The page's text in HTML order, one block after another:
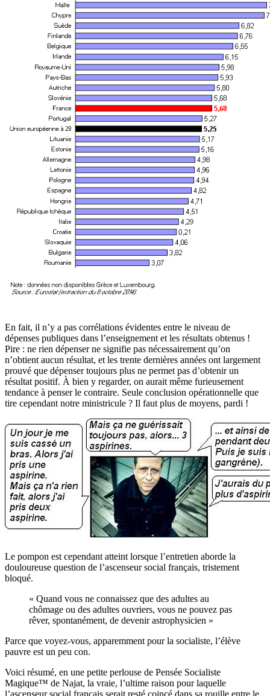
En fait, il n’y a pas corrélations évidentes entre le niveau de
dépenses publiques dans l’enseignement et les résultats obtenus !
Pire : ne rien dépenser ne signifie pas nécessairement qu’on
n’obtient aucun résultat, et les trente dernières années ont largement
prouvé que dépenser toujours plus ne permet pas d’obtenir un
résultat positif. À bien y regarder, on aurait même furieusement
tendance à penser le contraire. Seule conclusion opérationnelle que
tire cependant notre ministricule ? Il faut plus de moyens, pardi !
Le pompon est cependant atteint lorsque l’entretien aborde la
douloureuse question de l’ascenseur social français, tristement
bloqué.
« Quand vous ne connaissez que des adultes au
chômage ou des adultes ouvriers, vous ne pouvez pas
rêver, spontanément, de devenir astrophysicien »
Parce que voyez-vous, apparemment pour la socialiste, l’élève
pauvre est un peu con.
Voici résumé, en une petite perlouse de Pensée Socialiste
Magique™ de Najat, la vraie, l’ultime raison pour laquelle
l’ascenseur social français serait resté coincé dans sa rouille entre le